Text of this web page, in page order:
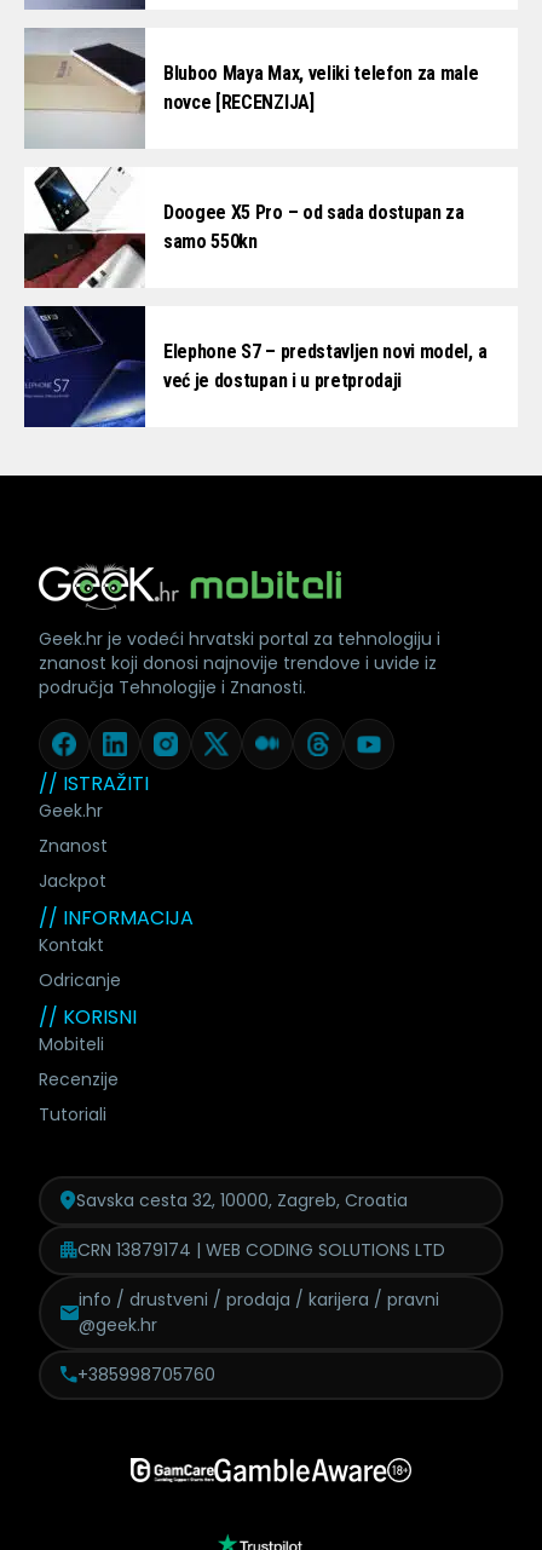
Bluboo Maya Max, veliki telefon za male
novce [RECENZIJA]
Doogee X5 Pro – od sada dostupan za
samo 550kn
Elephone S7 – predstavljen novi model, a
već je dostupan i u pretprodaji
// ISTRAŽITI
Geek.hr
Znanost
Jackpot
// INFORMACIJA
Kontakt
Odricanje
// KORISNI
Mobiteli
Recenzije
Tutoriali
Geek.hr je vodeći hrvatski portal za tehnologiju i
znanost koji donosi najnovije trendove i uvide iz
područja Tehnologije i Znanosti.
Savska cesta 32, 10000, Zagreb, Croatia
CRN 13879174 | WEB CODING SOLUTIONS LTD
info / drustveni / prodaja / karijera / pravni
@geek.hr
+385998705760